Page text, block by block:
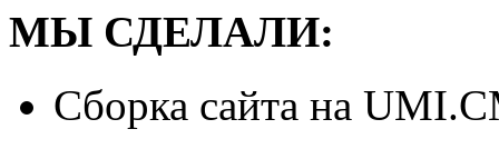
МЫ СДЕЛАЛИ:
Сборка сайта на